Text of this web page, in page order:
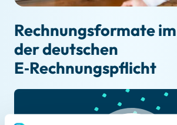
Rechnungsformate
der deutschen
E‑Rechnungspflicht